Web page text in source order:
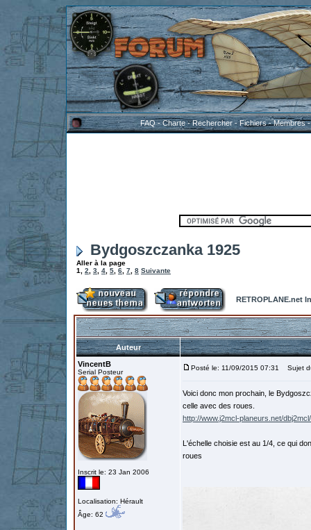
FAQ-Charte-Rechercher-Fichiers-Membres
Bydgoszczanka 1925
Aller à la page
1
2 3 4 5 6 7 8 Suivante
RETROPLANE.net
Auteur
VincentB
Serial Posteur
Inscrit le: 23 Jan 2006
Localisation: Hérault
Âge: 62
Posté le: 11/09/2015 07:31 Sujet
Voici donc mon prochain, le
celle avec des roues.
http://www.j2mcl-planeurs.net/
L'échelle choisie est au 1/4, ce qui
roues